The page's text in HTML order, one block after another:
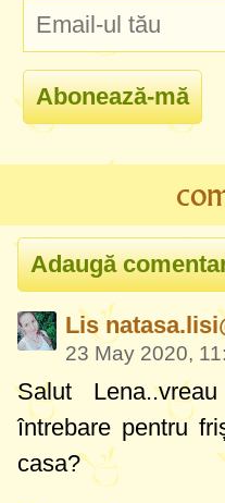
Lis
23 May 2020,
Salut
întrebare pentru
casa?